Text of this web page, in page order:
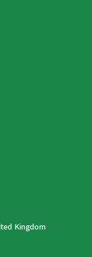
Kingdom